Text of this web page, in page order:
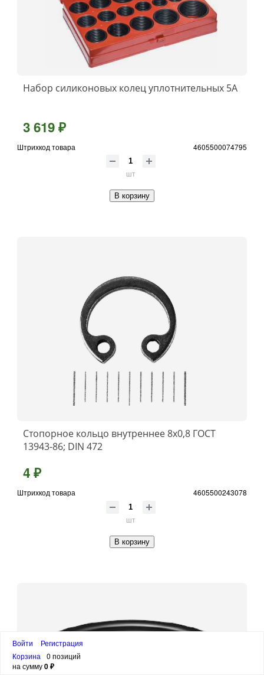
Набор силиконовых колец уплотнительных 5А
3 619 ₽
Штрихкод товара 4605500074795
шт
В корзину
Стопорное кольцо внутреннее 8х0,8 ГОСТ
13943-86; DIN 472
4 ₽
Штрихкод товара 4605500243078
шт
В корзину
Войти
Регистрация
Корзина
0 позиций
на сумму0 ₽